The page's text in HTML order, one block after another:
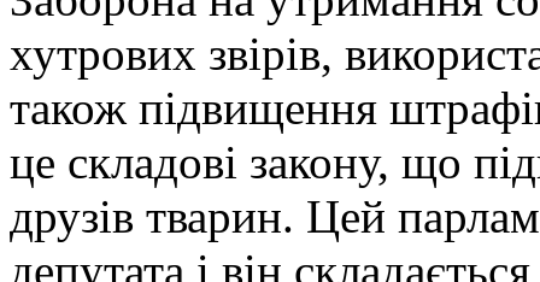
хутрових звірів,
також підвищення
це складові закону, що
друзів тварин. Цей
депутата і він